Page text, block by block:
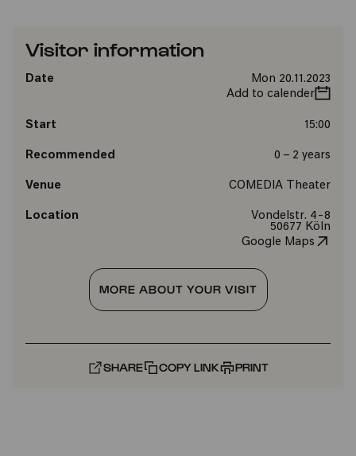
Visitor information
Date
Mon 20.11.2023
Add to calender
Start 15:00
Recommended 0 – 2 years
Venue COMEDIA Theater
Location
Vondelstr. 4-8
50677 Köln
Google Maps
MORE ABOUT YOUR VISIT
SHARE COPY LINK PRINT